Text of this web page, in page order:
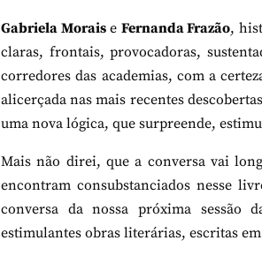
Gabriela Moraise Fernanda Frazão,
claras, frontais, provocadoras,
corredores das academias, com a
alicerçada nas mais recentes
uma nova lógica, que surpreende,
Mais não direi, que a conversa vai
encontram consubstanciados nesse
conversa da nossa próxima sessão
estimulantes obras literárias, escritas